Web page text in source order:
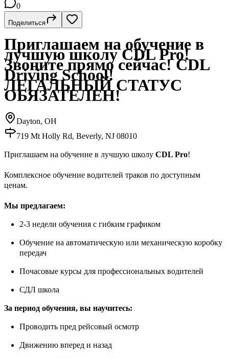
0
Поделиться
Приглашаем на обучение в
лучшую школу CDL Pro!
Звоните прямо сейчас! CDL
Driving School!
ЛЕГАЛЬНЫЙ СТАТУС
ОБЯЗАТЕЛЕН!
Dayton, OH
719 Mt Holly Rd, Beverly, NJ 08010
Приглашаем на обучение в лучшую школу CDL Pro!
Комплексное обучение водителей траков по доступным
ценам.
Мы предлагаем:
2-3 недели обучения с гибким графиком
Обучение на автоматическую или механическую коробку
передач
Почасовые курсы для профессиональных водителей
СДЛ школа
За период обучения, вы научитесь:
Проводить пред рейсовый осмотр
Движению вперед и назад